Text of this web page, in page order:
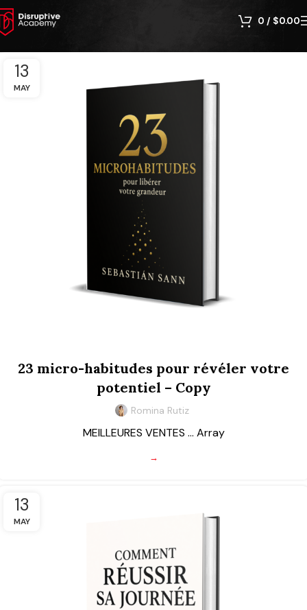
0 / $0.00
13
MAY
23 micro-habitudes pour révéler votre
potentiel – Copy
Romina Rutiz
MEILLEURES VENTES ... Array
→
13
MAY